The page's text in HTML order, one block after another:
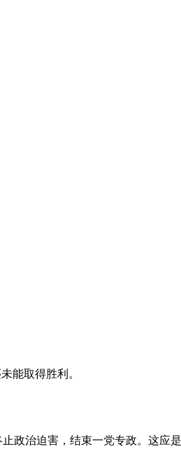
能取得胜利。
治迫害，结束一党专政。这应